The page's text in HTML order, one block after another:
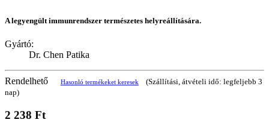
A legyengült immunrendszer természetes helyreállítására.
Gyártó:
Dr. Chen Patika
Rendelhető Hasonló termékeket keresek
(Szállítási, átvételi idő: legfeljebb 3
nap)
2 238 Ft